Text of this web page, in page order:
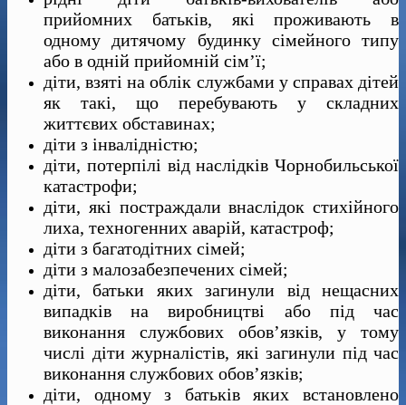
прийомних батьків, які проживають в
одному дитячому будинку сімейного типу
або в одній прийомній сім’ї;
діти, взяті на облік службами у справах дітей
як такі, що перебувають у складних
життєвих обставинах;
діти з інвалідністю;
діти, потерпілі від наслідків Чорнобильської
катастрофи;
діти, які постраждали внаслідок стихійного
лиха, техногенних аварій, катастроф;
діти з багатодітних сімей;
діти з малозабезпечених сімей;
діти, батьки яких загинули від нещасних
випадків на виробництві або під час
виконання службових обов’язків, у тому
числі діти журналістів, які загинули під час
виконання службових обов’язків;
діти, одному з батьків яких встановлено